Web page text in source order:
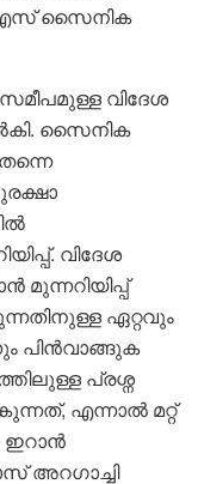
സൈനിക
വിദേശ
സൈനിക
വിദേശ
ഏറ്റവും
പിൻവാങ്ങുക
പ്രശ്ന
എന്നാൽ മറ്റ്
ഇറാൻ
അറഗാച്ചി